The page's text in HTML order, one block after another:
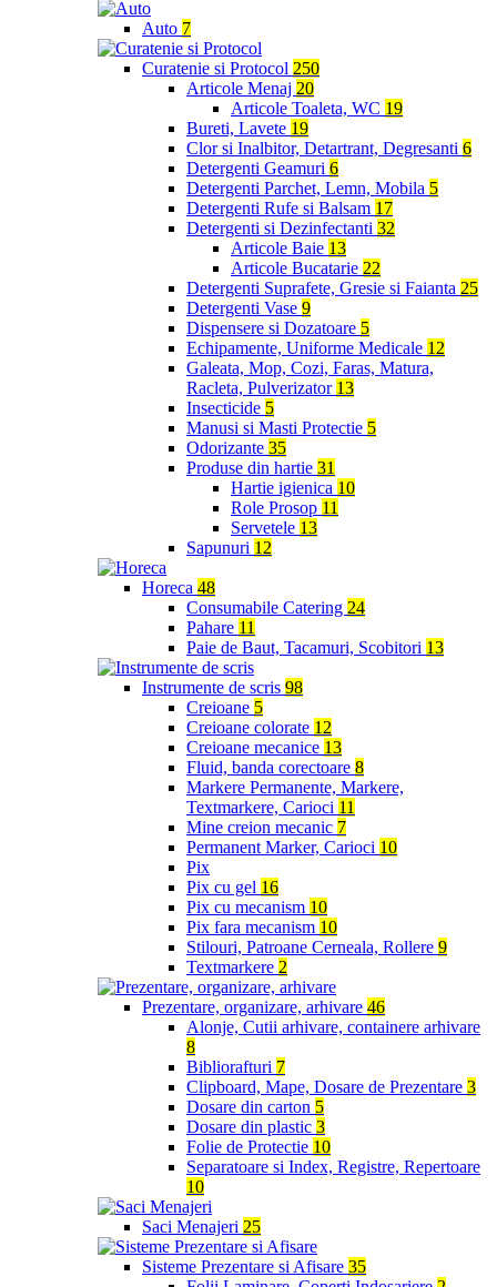
Auto 7
Curatenie si Protocol 250
Articole Menaj 20
Articole Toaleta, WC 19
Bureti, Lavete 19
Clor si Inalbitor, Detartrant, Degresanti 6
Detergenti Geamuri 6
Detergenti Parchet, Lemn, Mobila 5
Detergenti Rufe si Balsam 17
Detergenti si Dezinfectanti 32
Articole Baie 13
Articole Bucatarie 22
Detergenti Suprafete, Gresie si Faianta 25
Detergenti Vase 9
Dispensere si Dozatoare 5
Echipamente, Uniforme Medicale 12
Galeata, Mop, Cozi, Faras, Matura,
Racleta, Pulverizator 13
Insecticide 5
Manusi si Masti Protectie 5
Odorizante 35
Produse din hartie 31
Hartie igienica 10
Role Prosop 11
Servetele 13
Sapunuri 12
Horeca 48
Consumabile Catering 24
Pahare 11
Paie de Baut, Tacamuri, Scobitori 13
Instrumente de scris 98
Creioane 5
Creioane colorate 12
Creioane mecanice 13
Fluid, banda corectoare 8
Markere Permanente, Markere,
Textmarkere, Carioci 11
Mine creion mecanic 7
Permanent Marker, Carioci 10
Pix
Pix cu gel 16
Pix cu mecanism 10
Pix fara mecanism 10
Stilouri, Patroane Cerneala, Rollere 9
Textmarkere 2
Prezentare, organizare, arhivare 46
Alonje, Cutii arhivare, containere arhivare
8
Bibliorafturi 7
Clipboard, Mape, Dosare de Prezentare 3
Dosare din carton 5
Dosare din plastic 3
Folie de Protectie 10
Separatoare si Index, Registre, Repertoare
10
Saci Menajeri 25
Sisteme Prezentare si Afisare 35